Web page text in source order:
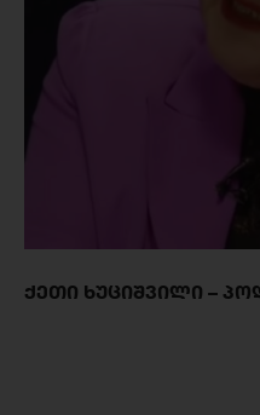
ᲥᲔᲗᲘ ᲮᲣᲪᲘᲨᲕᲘᲚᲘ –